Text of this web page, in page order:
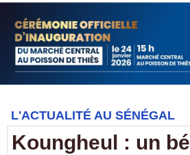
L'ACTUALITÉ AU SÉNÉGAL
Koungheul : un